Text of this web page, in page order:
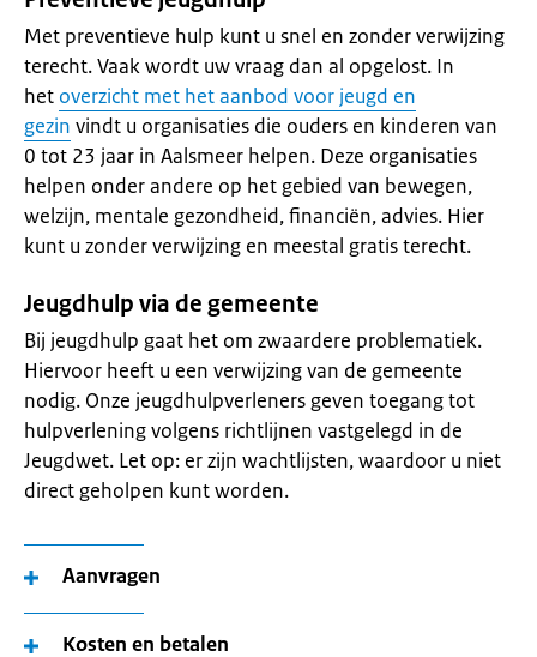
Met preventieve hulp kunt u snel en zonder verwijzing
terecht. Vaak wordt uw vraag dan al opgelost. In
het overzicht met het aanbod voor jeugd en
gezin vindt u organisaties die ouders en kinderen van
0 tot 23 jaar in Aalsmeer helpen. Deze organisaties
helpen onder andere op het gebied van bewegen,
welzijn, mentale gezondheid, financiën, advies. Hier
kunt u zonder verwijzing en meestal gratis terecht.
Jeugdhulp via de gemeente
Bij jeugdhulp gaat het om zwaardere problematiek.
Hiervoor heeft u een verwijzing van de gemeente
nodig. Onze jeugdhulpverleners geven toegang tot
hulpverlening volgens richtlijnen vastgelegd in de
Jeugdwet. Let op: er zijn wachtlijsten, waardoor u niet
direct geholpen kunt worden.
Aanvragen
Kosten en betalen